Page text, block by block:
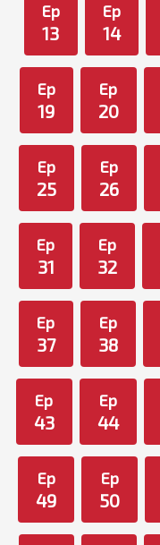
Ep
13
Ep
14
Ep
19
Ep
20
Ep
25
Ep
26
Ep
31
Ep
32
Ep
37
Ep
38
Ep
43
Ep
44
Ep
49
Ep
50